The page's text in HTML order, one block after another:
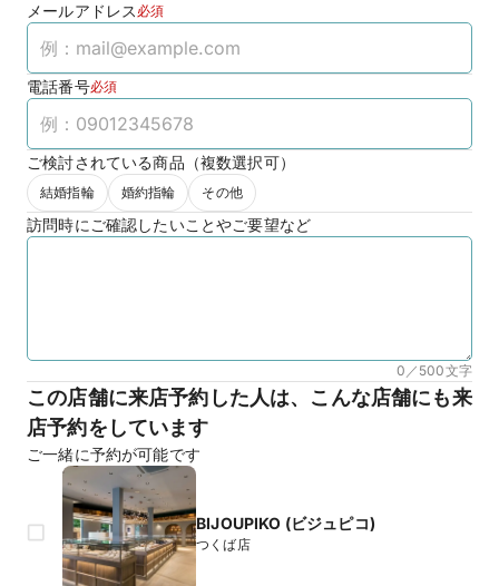
メールアドレス 必須
電話番号必須
ご検討されている商品（複数選択可）
結婚指輪 婚約指輪 その他
訪問時にご確認したいことやご要望など
0／500文字
この店舗に来店予約した人は、こんな店舗にも来
店予約をしています
ご一緒に予約が可能です
BIJOUPIKO (ビジュピコ)
つくば店